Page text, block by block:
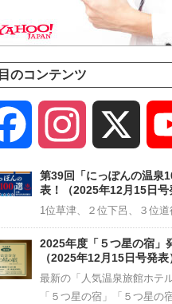
のコンテンツ
Facebook Instagram
第39回「にっぽんの温泉
表！（2025年12月15日号
1位草津、２位下呂、３位道
2025年度「５つ星の宿」
（2025年12月15日号発表
最新の「人気温泉旅館ホテ
「５つ星の宿」「５つ星の